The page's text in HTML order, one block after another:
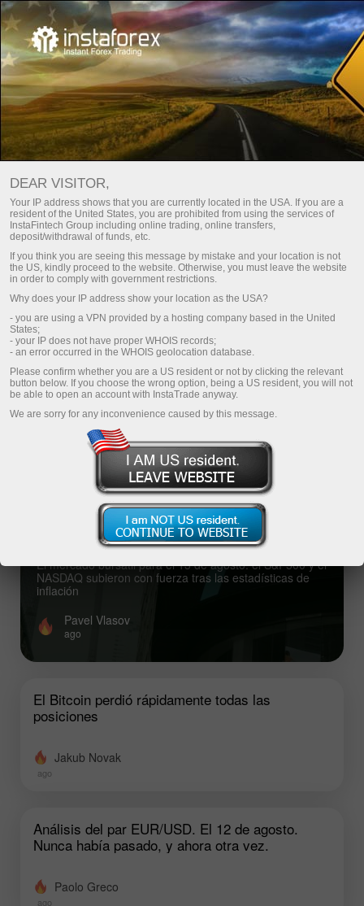
For traders Trade analysis articles Trade reviews
ANÁLISIS DE FOREX:
ACTUALIZACIONES DIARIAS
DEL MERCADO
Deposite dinero
Retire dinero
Fresh analysis articles
Top analysis articles
El mercado bursátil para el 13 de agosto:
el S&P500 y el NASDAQ subieron con
fuerza tras las estadísticas de inflación
El mercado bursátil para el 13 de agosto: el S&P500 y el
NASDAQ subieron con fuerza tras las estadísticas de
inflación
Pavel Vlasov
ago
El Bitcoin perdió rápidamente todas las
posiciones
Jakub Novak
ago
Análisis del par EUR/USD. El 12 de agosto.
Nunca había pasado, y ahora otra vez.
Paolo Greco
ago
DEAR VISITOR,
Your IP address shows that you are currently located in the USA. If you are a
resident of the United States, you are prohibited from using the services of
InstaFintech Group including online trading, online transfers,
deposit/withdrawal of funds, etc.
If you think you are seeing this message by mistake and your location is not
the US, kindly proceed to the website. Otherwise, you must leave the website
in order to comply with government restrictions.
Why does your IP address show your location as the USA?
- you are using a VPN provided by a hosting company based in the United
States;
- your IP does not have proper WHOIS records;
- an error occurred in the WHOIS geolocation database.
Please confirm whether you are a US resident or not by clicking the relevant
button below. If you choose the wrong option, being a US resident, you will not
be able to open an account with InstaTrade anyway.
We are sorry for any inconvenience caused by this message.